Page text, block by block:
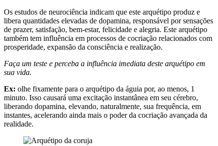
Os estudos de neurociência indicam que este arquétipo produz e
libera quantidades elevadas de dopamina, responsável por sensações
de prazer, satisfação, bem-estar, felicidade e alegria. Este arquétipo
também tem influência em processos de cocriação relacionados com
prosperidade, expansão da consciência e realização.
Faça um teste e perceba a influência imediata deste arquétipo em
sua vida.
Ex: olhe fixamente para o arquétipo da águia por, ao menos, 1
minuto. Isso causará uma excitação instantânea em seu cérebro,
liberando dopamina, elevando, naturalmente, sua frequência, em
instantes, acelerando ainda mais o poder da cocriação avançada da
realidade.